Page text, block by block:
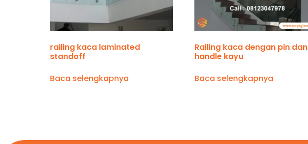
railing kaca laminated
standoff
Baca selengkapnya
Railing kaca dengan pin dan
handle kayu
Baca selengkapnya